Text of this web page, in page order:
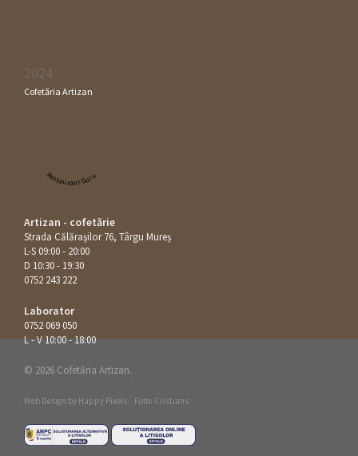
2024
Cofetăria Artizan
Restaurant Guru
Artizan - cofetărie
Strada Călăraşilor 76, Târgu Mureș
L-S 09:00 - 20:00
D 10:30 - 19:30
0752 243 222
Laborator
0752 069 050
L - V 10:00 - 18:00
© 2026 Cofetăria Artizan.
Web Design by Happy Pixels. Foto: Cristians